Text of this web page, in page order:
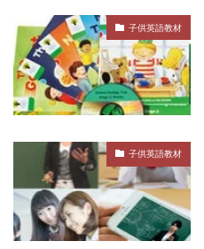
子供英語教材
子供英語教材